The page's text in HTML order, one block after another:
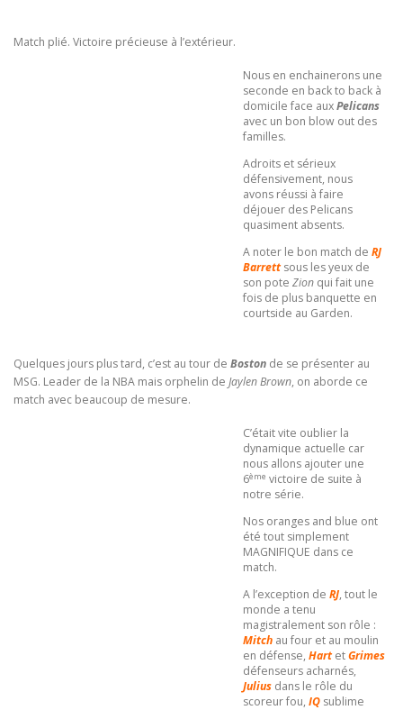
Match plié. Victoire précieuse à l’extérieur.
Nous en enchainerons une
seconde en back to back à
domicile face auxPelicans
avec un bon blow out des
familles.
Adroits et sérieux
défensivement, nous
avons réussi à faire
déjouer des Pelicans
quasiment absents.
A noter le bon match de RJ
Barrettsous les yeux de
son pote Zion qui fait une
fois de plus banquette en
courtside au Garden.
Quelques jours plus tard, c’est au tour de Boston de se présenter au
MSG. Leader de la NBA mais orphelin de Jaylen Brown, on aborde ce
match avec beaucoup de mesure.
C’était vite oublier la
dynamique actuelle car
nous allons ajouter une
6ème victoire de suite à
notre série.
Nos oranges and blue ont
été tout simplement
MAGNIFIQUE dans ce
match.
A l’exception de RJ, tout le
monde a tenu
magistralement son rôle :
Mitch au four et au moulin
en défense, Hart etGrimes
défenseurs acharnés,
Julius dans le rôle du
scoreur fou, IQ sublime